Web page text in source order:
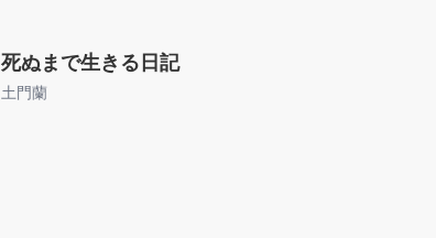
死ぬまで生きる日記
土門蘭